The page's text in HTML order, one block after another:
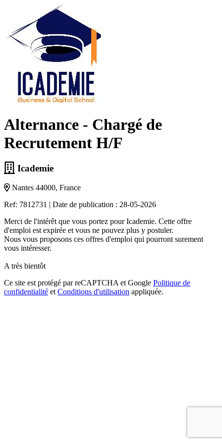
Alternance - Chargé de
Recrutement H/F
Icademie
Nantes 44000, France
Ref: 7812731 | Date de publication : 28-05-2026
Merci de l'intérêt que vous portez pour Icademie. Cette offre
d'emploi est expirée et vous ne pouvez plus y postuler.
Nous vous proposons ces offres d'emploi qui pourront surement
vous intéresser.
A très bientôt
Ce site est protégé par reCAPTCHA et Google Politique de
confidentialité et Conditions d'utilisation appliquée.